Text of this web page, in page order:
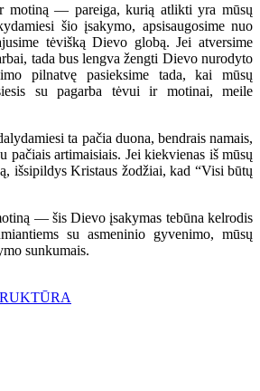
— pareiga, kurią atlikti yra mūsų
šio įsakymo, apsisaugosime nuo
tėvišką Dievo globą. Jei atversime
tada bus lengva žengti Dievo nurodyto
pilnatvę pasieksime tada, kai mūsų
su pagarba tėvui ir motinai, meile
ta pačia duona, bendrais namais,
pačiais artimaisiais. Jei kiekvienas iš mūsų
išsipildys Kristaus žodžiai, kad “Visi būtų
— šis Dievo įsakymas tebūna kelrodis
su asmeninio gyvenimo, mūsų
sunkumais.